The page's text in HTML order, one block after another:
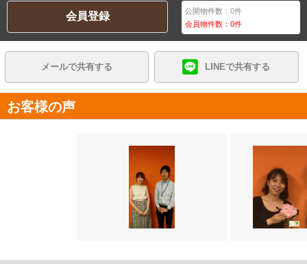
会員登録 公開物件数：0件
会員物件数：0件
メールで共有する LINEで共有する
お客様の声